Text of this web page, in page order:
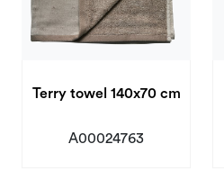
Terry towel 140x70 cm
A00024763